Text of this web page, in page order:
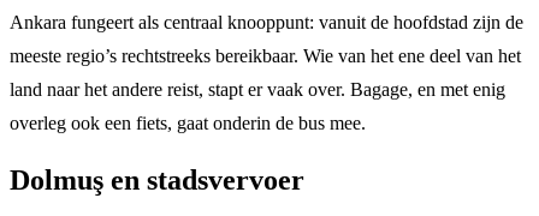
Ankara fungeert als centraal knooppunt: vanuit de hoofdstad zijn de
meeste regio’s rechtstreeks bereikbaar. Wie van het ene deel van het
land naar het andere reist, stapt er vaak over. Bagage, en met enig
overleg ook een fiets, gaat onderin de bus mee.
Dolmuş en stadsvervoer